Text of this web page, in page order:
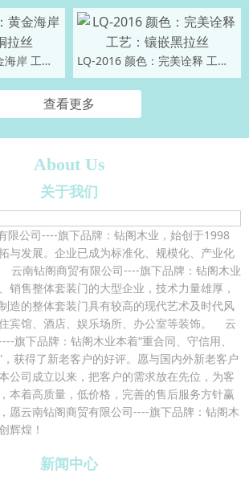
LQ-2011 颜色：黄金海岸 工艺：镶嵌铜拉丝 LQ-2016 颜色：完美诠释 工艺：镶嵌黑拉丝
查看更多
About Us
关于我们
司----旗下品牌：钻阁木业，始创于1998
与发展。企业已成为标准化、规模化、产业化
云南钻阁商贸有限公司----旗下品牌：钻阁木业
销售整体套装门的大型企业，技术力量雄厚，
造的整体套装门具有较高的现代艺术及时代风
宾馆、酒店、娱乐场所、办公室等装饰。 云
旗下品牌：钻阁木业本着“重合同、守信用、
获得了新老客户的好评。愿与国内外新老客户
公司成立以来，把客户的需求放在先位，为客
本着高质量，低价格，完善的售后服务方针赢
愿云南钻阁商贸有限公司----旗下品牌：钻阁木
辉煌！
新闻中心